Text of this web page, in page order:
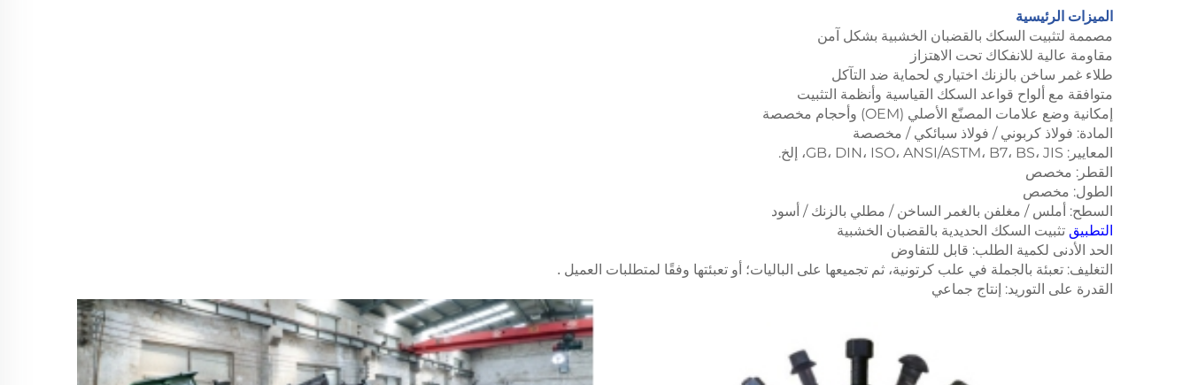
الميزات الرئيسية
مصممة لتثبيت السكك بالقضبان الخشبية بشكل آمن
مقاومة عالية للانفكاك تحت الاهتزاز
طلاء غمر ساخن بالزنك اختياري لحماية ضد التآكل
متوافقة مع ألواح قواعد السكك القياسية وأنظمة التثبيت
إمكانية وضع علامات المصنّع الأصلي (OEM) وأحجام مخصصة
المادة: فولاذ كربوني / فولاذ سبائكي / مخصصة
المعايير: GB، DIN، ISO، ANSI/ASTM، B7، BS، JIS، إلخ.
القطر: مخصص
الطول: مخصص
السطح: أملس / مغلفن بالغمر الساخن / مطلي بالزنك / أسود
التطبيق تثبيت السكك الحديدية بالقضبان الخشبية
الحد الأدنى لكمية الطلب: قابل للتفاوض
التغليف: تعبئة بالجملة في علب كرتونية، ثم تجميعها على الباليات؛ أو تعبئتها وفقًا لمتطلبات العميل .
القدرة على التوريد: إنتاج جماعي